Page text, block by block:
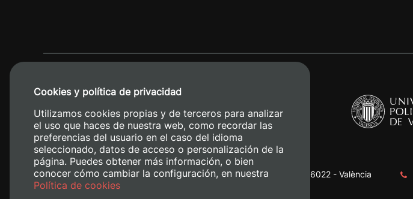
Camino de Vera, s/n. 46022 - València
Cookies y política de privacidad
Utilizamos cookies propias y de terceros para analizar
el uso que haces de nuestra web, como recordar las
preferencias del usuario en el caso del idioma
seleccionado, datos de acceso o personalización de la
página. Puedes obtener más información, o bien
conocer cómo cambiar la configuración, en nuestra
Política de cookies